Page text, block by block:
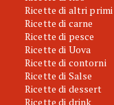
Ricette di altri primi
Ricette di carne
Ricette di pesce
Ricette di Uova
Ricette di contorni
Ricette di Salse
Ricette di dessert
Ricette di drink